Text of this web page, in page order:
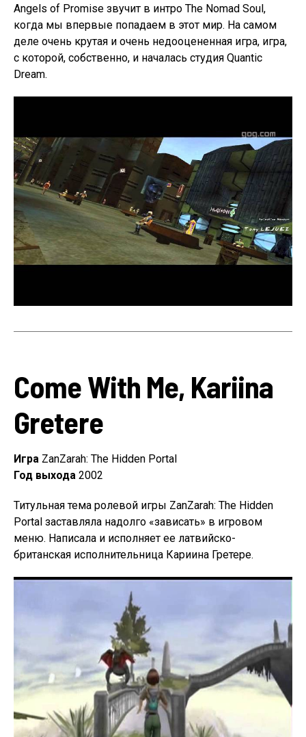
Angels of Promise звучит в интро The Nomad Soul,
когда мы впервые попадаем в этот мир. На самом
деле очень крутая и очень недооцененная игра, игра,
с которой, собственно, и началась студия Quantic
Dream.
Come With Me, Kariina
Gretere
Игра ZanZarah: The Hidden Portal
Год выхода 2002
Титульная тема ролевой игры ZanZarah: The Hidden
Portal заставляла надолго «зависать» в игровом
меню. Написала и исполняет ее латвийско-
британская исполнительница Кариина Гретере.